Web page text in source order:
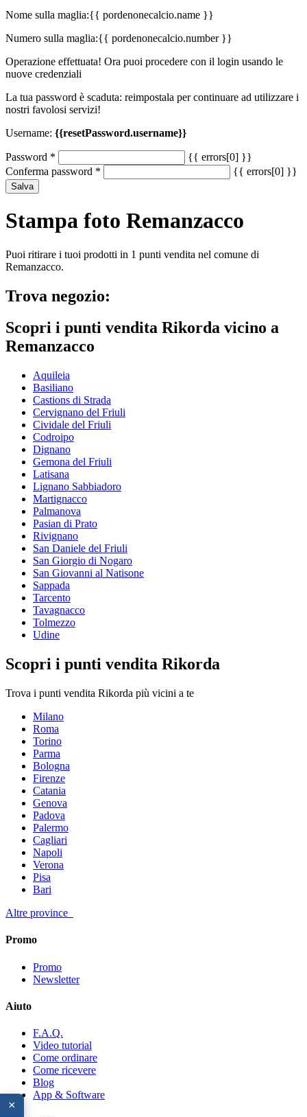
×
Nome sulla maglia:{{ pordenonecalcio.name }}
Numero sulla maglia:{{ pordenonecalcio.number }}
Operazione effettuata! Ora puoi procedere con il login usando le
nuove credenziali
La tua password è scaduta: reimpostala per continuare ad utilizzare i
nostri favolosi servizi!
Username: {{resetPassword.username}}
Password *
{{ errors[0] }}
Conferma password * {{ errors[0] }}
Salva
Stampa foto Remanzacco
Puoi ritirare i tuoi prodotti in 1 punti vendita nel comune di
Remanzacco.
Trova negozio:
Scopri i punti vendita Rikorda vicino a
Remanzacco
Aquileia
Basiliano
Castions di Strada
Cervignano del Friuli
Cividale del Friuli
Codroipo
Dignano
Gemona del Friuli
Latisana
Lignano Sabbiadoro
Martignacco
Palmanova
Pasian di Prato
Rivignano
San Daniele del Friuli
San Giorgio di Nogaro
San Giovanni al Natisone
Sappada
Tarcento
Tavagnacco
Tolmezzo
Udine
Scopri i punti vendita Rikorda
Trova i punti vendita Rikorda più vicini a te
Milano
Roma
Torino
Parma
Bologna
Firenze
Catania
Genova
Padova
Palermo
Cagliari
Napoli
Verona
Pisa
Bari
Altre province
Promo
Promo
Newsletter
Aiuto
F.A.Q.
Video tutorial
Come ordinare
Come ricevere
Blog
App & Software